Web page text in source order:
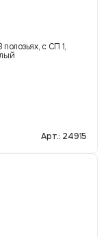
с СП 1,
Арт.: 24915